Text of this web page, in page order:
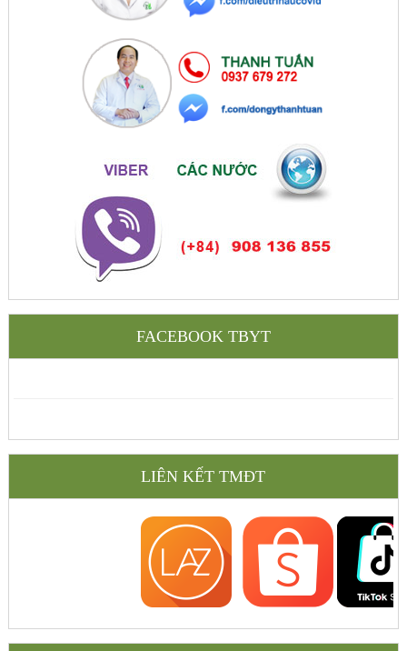
FACEBOOK TBYT
LIÊN KẾT TMĐT